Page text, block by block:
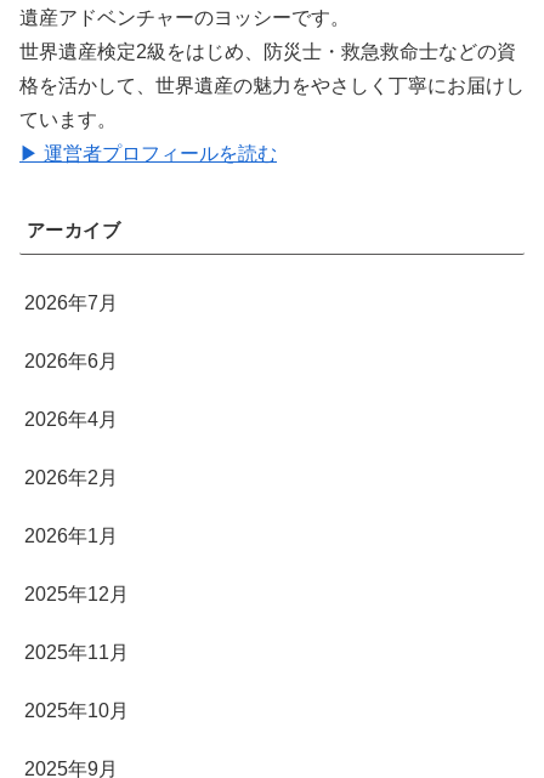
遺産アドベンチャーのヨッシーです。
世界遺産検定2級をはじめ、防災士・救急救命士などの資
格を活かして、世界遺産の魅力をやさしく丁寧にお届けし
ています。
▶ 運営者プロフィールを読む
アーカイブ
2026年7月
2026年6月
2026年4月
2026年2月
2026年1月
2025年12月
2025年11月
2025年10月
2025年9月